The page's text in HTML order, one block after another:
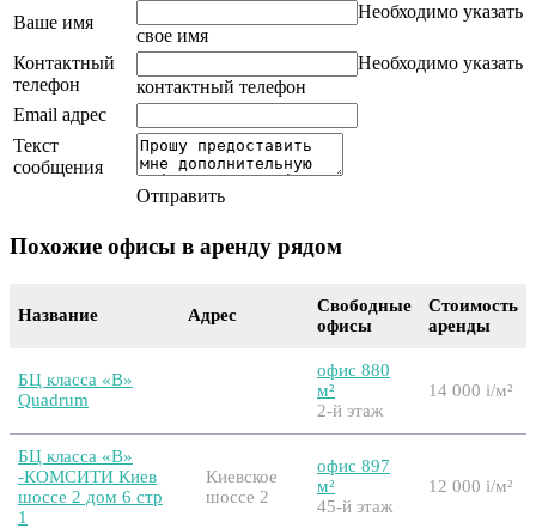
Ваше имя
Необходимо указать
свое имя
Контактный
телефон
Необходимо указать
контактный телефон
Email адрес
Текст
сообщения
Отправить
Похожие офисы в аренду рядом
Название Адрес
Свободные
офисы
Стоимость
аренды
БЦ класса «B»
Quadrum
офис 880
м²
2-й этаж
14 000 i/м²
БЦ класса «B»
-КОМСИТИ Киев
шоссе 2 дом 6 стр
1
Киевское
шоссе 2
офис 897
м²
45-й этаж
12 000 i/м²